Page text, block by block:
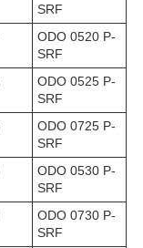
SRF
ODO 0520 P-
SRF
ODO 0525 P-
SRF
ODO 0725 P-
SRF
ODO 0530 P-
SRF
ODO 0730 P-
SRF